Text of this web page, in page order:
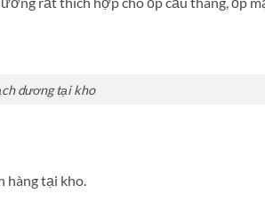
dương tại kho
hàng tại kho.